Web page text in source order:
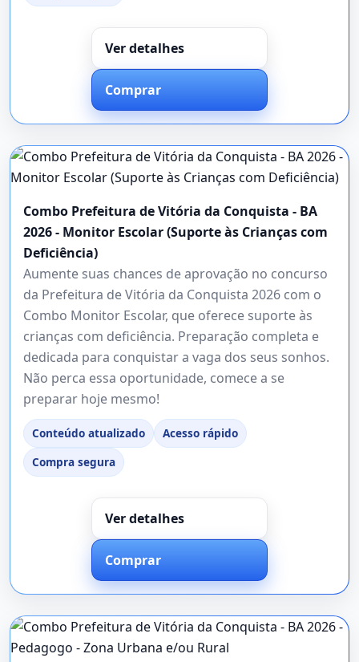
Ver detalhes
Comprar
Combo Prefeitura de Vitória da Conquista - BA
2026 - Monitor Escolar (Suporte às Crianças com
Deficiência)
Aumente suas chances de aprovação no concurso
da Prefeitura de Vitória da Conquista 2026 com o
Combo Monitor Escolar, que oferece suporte às
crianças com deficiência. Preparação completa e
dedicada para conquistar a vaga dos seus sonhos.
Não perca essa oportunidade, comece a se
preparar hoje mesmo!
Conteúdo atualizado
Acesso rápido
Compra segura
Ver detalhes
Comprar